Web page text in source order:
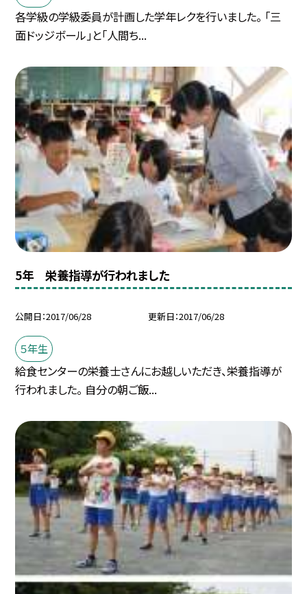
各学級の学級委員が計画した学年レクを行いました。 「三
面ドッジボール」と「人間ち...
5年 栄養指導が行われました
公開日 2017/06/28 更新日 2017/06/28
５年生
給食センターの栄養士さんにお越しいただき、栄養指導が
行われました。 自分の朝ご飯...